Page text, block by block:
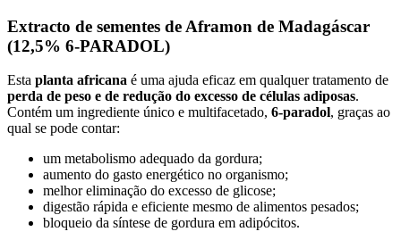
Extracto de sementes de Aframon de Madagáscar
(12,5% 6-PARADOL)
Esta planta africana é uma ajuda eficaz em qualquer tratamento de
perda de peso e de redução do excesso de células adiposas.
Contém um ingrediente único e multifacetado, 6-paradol, graças ao
qual se pode contar:
um metabolismo adequado da gordura;
aumento do gasto energético no organismo;
melhor eliminação do excesso de glicose;
digestão rápida e eficiente mesmo de alimentos pesados;
bloqueio da síntese de gordura em adipócitos.